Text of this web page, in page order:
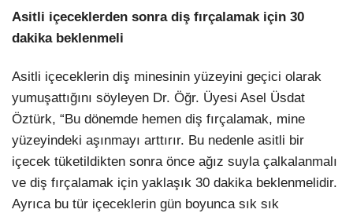
Asitli içeceklerden sonra diş fırçalamak için 30
dakika beklenmeli
Asitli içeceklerin diş minesinin yüzeyini geçici olarak
yumuşattığını söyleyen Dr. Öğr. Üyesi Asel Üsdat
Öztürk, “Bu dönemde hemen diş fırçalamak, mine
yüzeyindeki aşınmayı arttırır. Bu nedenle asitli bir
içecek tüketildikten sonra önce ağız suyla çalkalanmalı
ve diş fırçalamak için yaklaşık 30 dakika beklenmelidir.
Ayrıca bu tür içeceklerin gün boyunca sık sık